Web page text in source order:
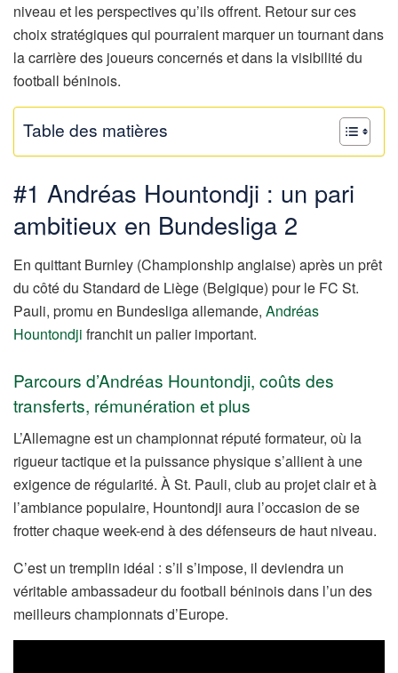
niveau et les perspectives qu’ils offrent. Retour sur ces
choix stratégiques qui pourraient marquer un tournant dans
la carrière des joueurs concernés et dans la visibilité du
football béninois.
Table des matières
#1 Andréas Hountondji : un pari
ambitieux en Bundesliga 2
En quittant Burnley (Championship anglaise) après un prêt
du côté du Standard de Liège (Belgique) pour le FC St.
Pauli, promu en Bundesliga allemande, Andréas
Hountondji franchit un palier important.
Parcours d’Andréas Hountondji, coûts des
transferts, rémunération et plus
L’Allemagne est un championnat réputé formateur, où la
rigueur tactique et la puissance physique s’allient à une
exigence de régularité. À St. Pauli, club au projet clair et à
l’ambiance populaire, Hountondji aura l’occasion de se
frotter chaque week-end à des défenseurs de haut niveau.
C’est un tremplin idéal : s’il s’impose, il deviendra un
véritable ambassadeur du football béninois dans l’un des
meilleurs championnats d’Europe.